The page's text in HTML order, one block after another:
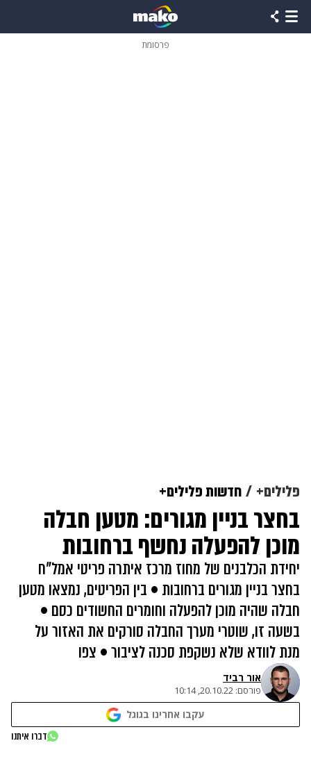
פרסומת
פלילים+ חדשות פלילים+
בחצר בניין מגורים: מטען חבלה
מוכן להפעלה נחשף ברחובות
יחידת הכלבנים של מחוז מרכז איתרה פריטי אמל"ח
בחצר בניין מגורים ברחובות • בין הפריטים, נמצאו מטען
חבלה שהיה מוכן להפעלה וחומרים החשודים כסם •
בשעה זו, שוטרי מערך החבלה סורקים את האזור על
מנת לוודא שלא נשקפת סכנה לציבור • צפו
אור רביד
פורסם: 20.10.22, 10:14
עקבו אחרינו בגוגל
דברו איתנו